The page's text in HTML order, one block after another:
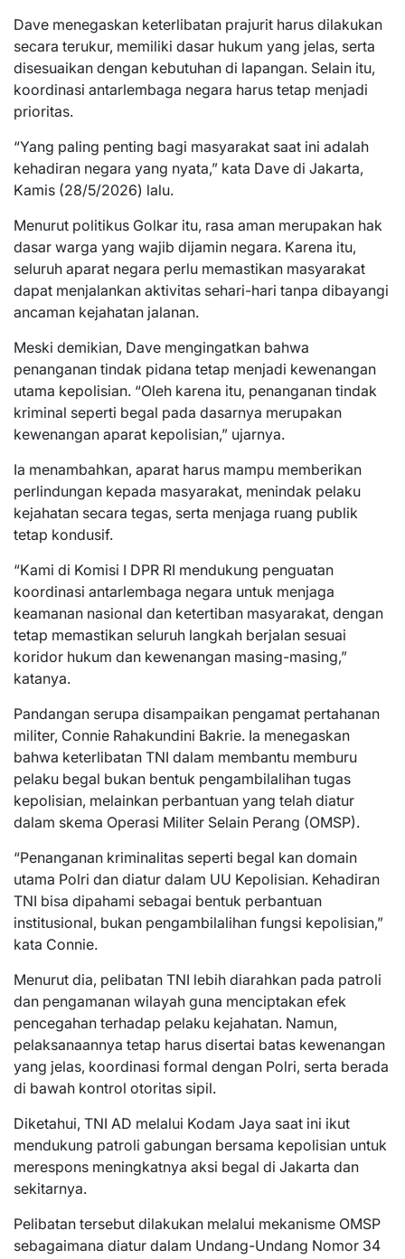
Dave menegaskan keterlibatan prajurit harus dilakukan
secara terukur, memiliki dasar hukum yang jelas, serta
disesuaikan dengan kebutuhan di lapangan. Selain itu,
koordinasi antarlembaga negara harus tetap menjadi
prioritas.
“Yang paling penting bagi masyarakat saat ini adalah
kehadiran negara yang nyata,” kata Dave di Jakarta,
Kamis (28/5/2026) lalu.
Menurut politikus Golkar itu, rasa aman merupakan hak
dasar warga yang wajib dijamin negara. Karena itu,
seluruh aparat negara perlu memastikan masyarakat
dapat menjalankan aktivitas sehari-hari tanpa dibayangi
ancaman kejahatan jalanan.
Meski demikian, Dave mengingatkan bahwa
penanganan tindak pidana tetap menjadi kewenangan
utama kepolisian. “Oleh karena itu, penanganan tindak
kriminal seperti begal pada dasarnya merupakan
kewenangan aparat kepolisian,” ujarnya.
Ia menambahkan, aparat harus mampu memberikan
perlindungan kepada masyarakat, menindak pelaku
kejahatan secara tegas, serta menjaga ruang publik
tetap kondusif.
“Kami di Komisi I DPR RI mendukung penguatan
koordinasi antarlembaga negara untuk menjaga
keamanan nasional dan ketertiban masyarakat, dengan
tetap memastikan seluruh langkah berjalan sesuai
koridor hukum dan kewenangan masing-masing,”
katanya.
Pandangan serupa disampaikan pengamat pertahanan
militer, Connie Rahakundini Bakrie. Ia menegaskan
bahwa keterlibatan TNI dalam membantu memburu
pelaku begal bukan bentuk pengambilalihan tugas
kepolisian, melainkan perbantuan yang telah diatur
dalam skema Operasi Militer Selain Perang (OMSP).
“Penanganan kriminalitas seperti begal kan domain
utama Polri dan diatur dalam UU Kepolisian. Kehadiran
TNI bisa dipahami sebagai bentuk perbantuan
institusional, bukan pengambilalihan fungsi kepolisian,”
kata Connie.
Menurut dia, pelibatan TNI lebih diarahkan pada patroli
dan pengamanan wilayah guna menciptakan efek
pencegahan terhadap pelaku kejahatan. Namun,
pelaksanaannya tetap harus disertai batas kewenangan
yang jelas, koordinasi formal dengan Polri, serta berada
di bawah kontrol otoritas sipil.
Diketahui, TNI AD melalui Kodam Jaya saat ini ikut
mendukung patroli gabungan bersama kepolisian untuk
merespons meningkatnya aksi begal di Jakarta dan
sekitarnya.
Pelibatan tersebut dilakukan melalui mekanisme OMSP
sebagaimana diatur dalam Undang-Undang Nomor 34